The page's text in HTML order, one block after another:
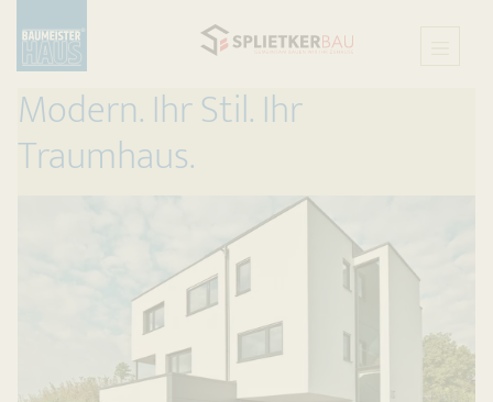
Modern. Ihr Stil. Ihr
Traumhaus.